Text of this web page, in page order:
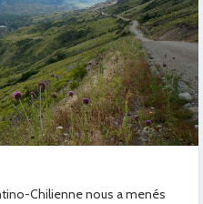
Chilienne nous a menés